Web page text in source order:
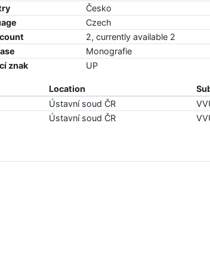
Česko
Czech
2, currently available 2
Monografie
znak
UP
Location
Ústavní soud ČR
Ústavní soud ČR